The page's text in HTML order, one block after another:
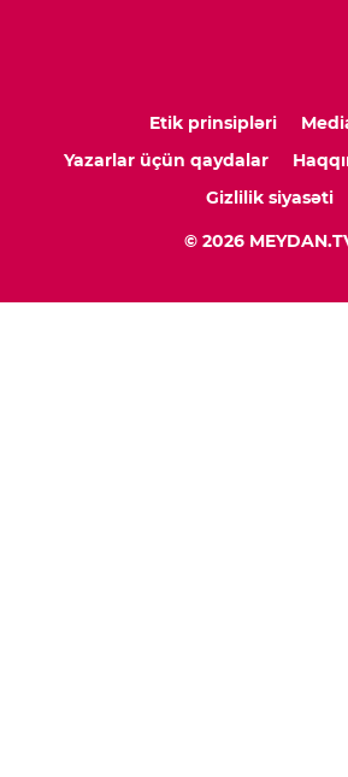
Etik prinsipləri
Yazarlar üçün qaydalar
Gizlilik siyasəti
© 2026